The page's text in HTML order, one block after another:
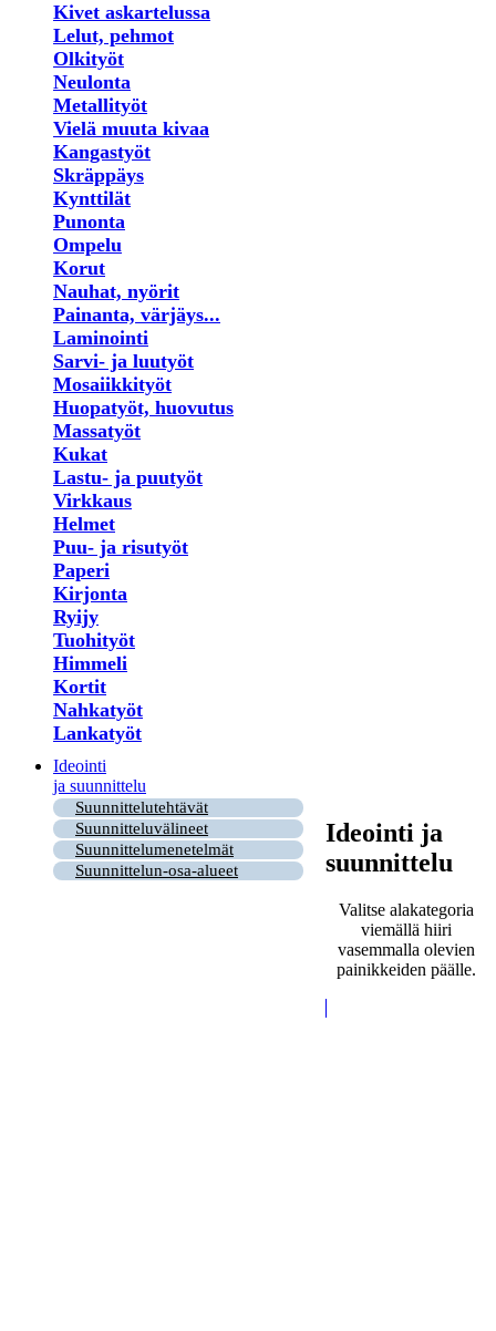
Kivet askartelussa
Lelut, pehmot
Olkityöt
Neulonta
Metallityöt
Vielä muuta kivaa
Kangastyöt
Skräppäys
Kynttilät
Punonta
Ompelu
Korut
Nauhat, nyörit
Painanta, värjäys...
Laminointi
Sarvi- ja luutyöt
Mosaiikkityöt
Huopatyöt, huovutus
Massatyöt
Kukat
Lastu- ja puutyöt
Virkkaus
Helmet
Puu- ja risutyöt
Paperi
Kirjonta
Ryijy
Tuohityöt
Himmeli
Kortit
Nahkatyöt
Lankatyöt
Ideointi
ja suunnittelu
Suunnittelutehtävät
Suunnitteluvälineet
Suunnittelumenetelmät
Suunnittelun-osa-alueet
Ideointi ja
suunnittelu
Valitse alakategoria
viemällä hiiri
vasemmalla olevien
painikkeiden päälle.